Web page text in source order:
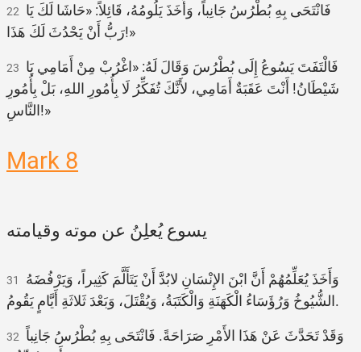
22
رَبُّ أَنْ يَحْدُثَ لَكَ هَذَا!»
23
شَيْطَانُ! أَنْتَ عَقَبَةٌ أَمَامِي، لأَنَّكَ تُفَكِّرُ لَا بِأُمُورِ اللهِ، بَلْ بِأُمُورِ
النَّاسِ!»
Mark 8
يسوع يُعلِنُ عن موته وقيامته
31
الشُّيُوخُ وَرُؤَسَاءُ الْكَهَنَةِ وَالْكَتَبَةُ، وَيُقْتَلَ، وَبَعْدَ ثَلاثَةِ أَيَّامٍ يَقُومُ.
32